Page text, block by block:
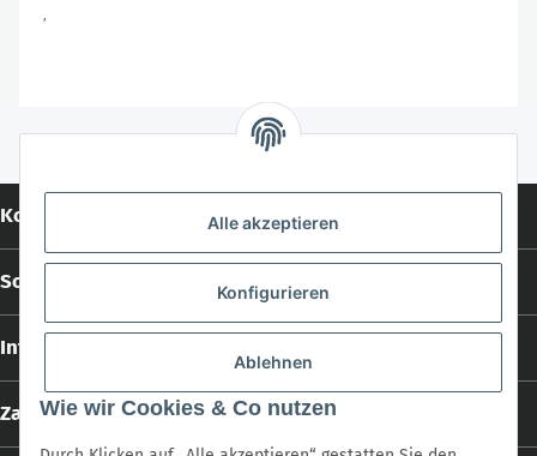
Alle akzeptieren
Konfigurieren
Ablehnen
Wie wir Cookies & Co nutzen
,
Kontakt
Social Media
Informationen
Zahlungs- und Versandarten